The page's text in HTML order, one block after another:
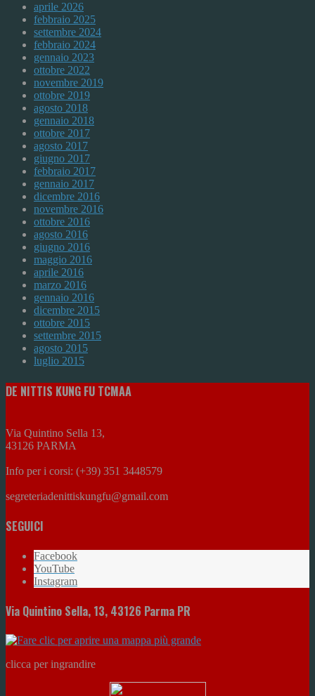
aprile 2026
febbraio 2025
settembre 2024
febbraio 2024
gennaio 2023
ottobre 2022
novembre 2019
ottobre 2019
agosto 2018
gennaio 2018
ottobre 2017
agosto 2017
giugno 2017
febbraio 2017
gennaio 2017
dicembre 2016
novembre 2016
ottobre 2016
agosto 2016
giugno 2016
maggio 2016
aprile 2016
marzo 2016
gennaio 2016
dicembre 2015
ottobre 2015
settembre 2015
agosto 2015
luglio 2015
DE NITTIS KUNG FU TCMAA
Via Quintino Sella 13,
43126 PARMA
Info per i corsi: (+39) 351 3448579
segreteriadenittiskungfu@gmail.com
SEGUICI
Facebook
YouTube
Instagram
Via Quintino Sella, 13, 43126 Parma PR
clicca per ingrandire